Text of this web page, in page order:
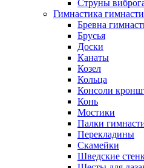
Струны
Гимнастика
Бревна
Брусья
Доски
Канаты
Козел
Кольца
Консоли
Конь
Мостики
Палки
Перекладины
Скамейки
Шведские